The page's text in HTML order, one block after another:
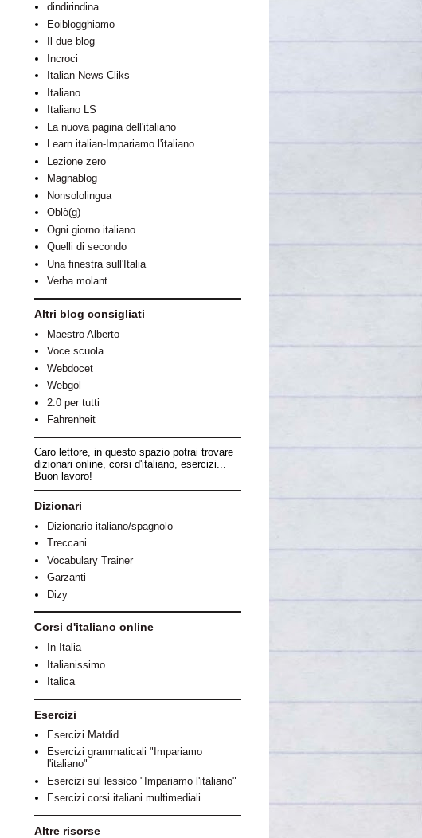
dindirindina
Eoiblogghiamo
Il due blog
Incroci
Italian News Cliks
Italiano
Italiano LS
La nuova pagina dell'italiano
Learn italian-Impariamo l'italiano
Lezione zero
Magnablog
Nonsololingua
Oblò(g)
Ogni giorno italiano
Quelli di secondo
Una finestra sull'Italia
Verba molant
Altri blog consigliati
Maestro Alberto
Voce scuola
Webdocet
Webgol
2.0 per tutti
Fahrenheit
Caro lettore, in questo spazio potrai trovare
dizionari online, corsi d'italiano, esercizi...
Buon lavoro!
Dizionari
Dizionario italiano/spagnolo
Treccani
Vocabulary Trainer
Garzanti
Dizy
Corsi d'italiano online
In Italia
Italianissimo
Italica
Esercizi
Esercizi Matdid
Esercizi grammaticali "Impariamo
l'italiano"
Esercizi sul lessico "Impariamo l'italiano"
Esercizi corsi italiani multimediali
Altre risorse